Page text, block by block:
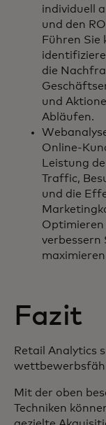
individuell
und den
Führen Sie
die
und
Abläufen.
Online-
Leistung
Traffic,
und die
verbessern
Fazit
Retail Analytics
Mit der oben
Techniken